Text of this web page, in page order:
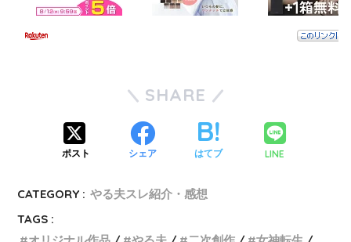
SHARE
ポスト シェア はてブ LINE
CATEGORY : やる夫スレ紹介・感想
TAGS :